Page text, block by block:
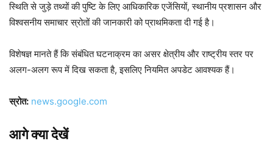
स्थिति से जुड़े तथ्यों की पुष्टि के लिए आधिकारिक एजेंसियों, स्थानीय प्रशासन और
विश्वसनीय समाचार स्रोतों की जानकारी को प्राथमिकता दी गई है।
विशेषज्ञ मानते हैं कि संबंधित घटनाक्रम का असर क्षेत्रीय और राष्ट्रीय स्तर पर
अलग-अलग रूप में दिख सकता है, इसलिए नियमित अपडेट आवश्यक हैं।
स्रोत: news.google.com
आगे क्या देखें